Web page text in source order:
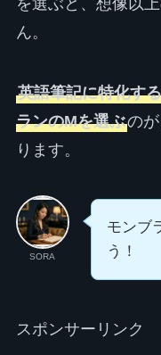
ん。
英語筆記に特化す
ランのMを選ぶの
ります。
SORA
モンブ
う！
スポンサーリンク